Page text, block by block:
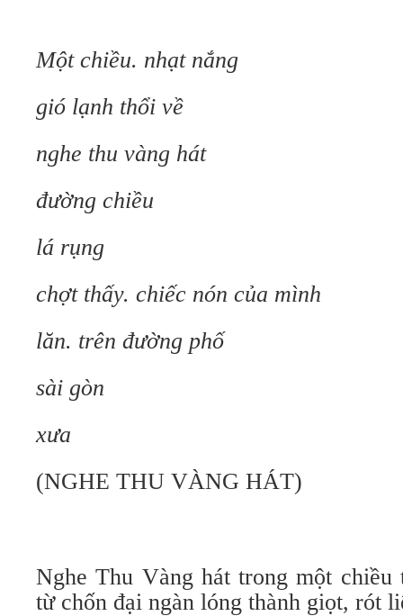
Một chiều. nhạt nắng
gió lạnh thổi về
nghe thu vàng hát
đường chiều
lá rụng
chợt thấy. chiếc nón của mình
lăn. trên đường phố
sài gòn
xưa
(NGHE THU VÀNG HÁT)
Nghe Thu Vàng hát trong một chiều
từ chốn đại ngàn lóng thành giọt, rót